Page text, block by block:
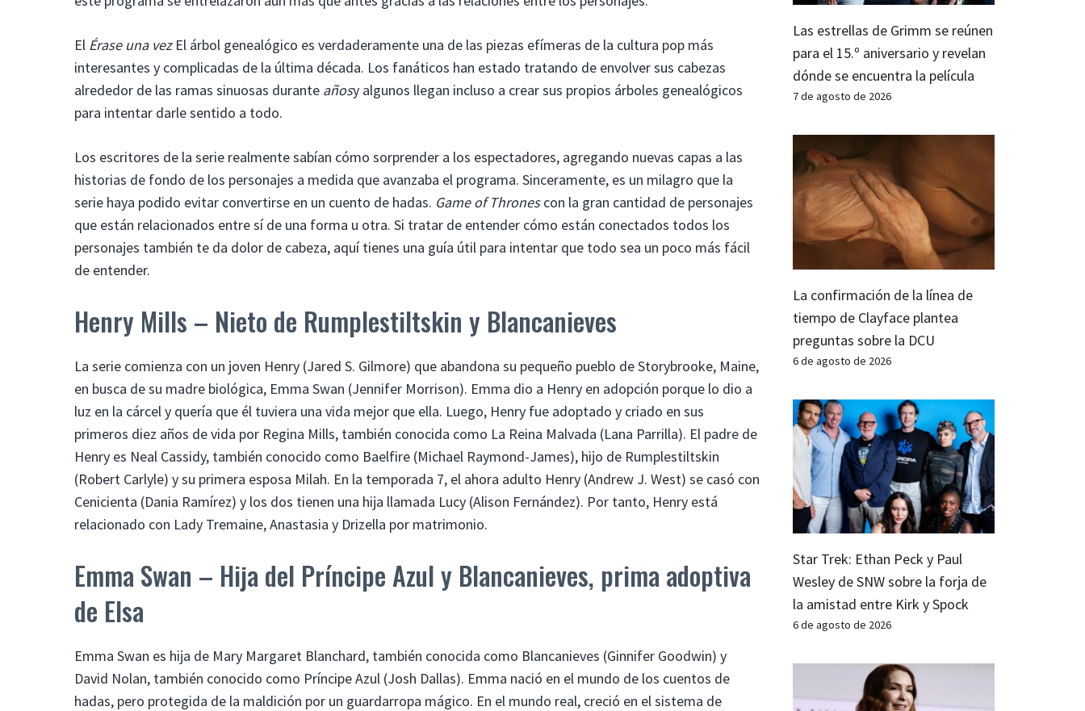
El Érase una vez El árbol genealógico es verdaderamente una de las piezas efímeras de la cultura pop más
interesantes y complicadas de la última década. Los fanáticos han estado tratando de envolver sus cabezas
alrededor de las ramas sinuosas durante añosy algunos llegan incluso a crear sus propios árboles genealógicos
para intentar darle sentido a todo.
Los escritores de la serie realmente sabían cómo sorprender a los espectadores, agregando nuevas capas a las
historias de fondo de los personajes a medida que avanzaba el programa. Sinceramente, es un milagro que la
serie haya podido evitar convertirse en un cuento de hadas. Game of Thronescon la gran cantidad de personajes
que están relacionados entre sí de una forma u otra. Si tratar de entender cómo están conectados todos los
personajes también te da dolor de cabeza, aquí tienes una guía útil para intentar que todo sea un poco más fácil
de entender.
Henry Mills – Nieto de Rumplestiltskin y Blancanieves
La serie comienza con un joven Henry (Jared S. Gilmore) que abandona su pequeño pueblo de Storybrooke, Maine,
en busca de su madre biológica, Emma Swan (Jennifer Morrison). Emma dio a Henry en adopción porque lo dio a
luz en la cárcel y quería que él tuviera una vida mejor que ella. Luego, Henry fue adoptado y criado en sus
primeros diez años de vida por Regina Mills, también conocida como La Reina Malvada (Lana Parrilla). El padre de
Henry es Neal Cassidy, también conocido como Baelfire (Michael Raymond-James), hijo de Rumplestiltskin
(Robert Carlyle) y su primera esposa Milah. En la temporada 7, el ahora adulto Henry (Andrew J. West) se casó con
Cenicienta (Dania Ramírez) y los dos tienen una hija llamada Lucy (Alison Fernández). Por tanto, Henry está
relacionado con Lady Tremaine, Anastasia y Drizella por matrimonio.
Emma Swan – Hija del Príncipe Azul y Blancanieves, prima adoptiva
de Elsa
Emma Swan es hija de Mary Margaret Blanchard, también conocida como Blancanieves (Ginnifer Goodwin) y
David Nolan, también conocido como Príncipe Azul (Josh Dallas). Emma nació en el mundo de los cuentos de
hadas, pero protegida de la maldición por un guardarropa mágico. En el mundo real, creció en el sistema de
Las estrellas de Grimm se reúnen
para el 15.º aniversario y revelan
dónde se encuentra la película
7 de agosto de 2026
La confirmación de la línea de
tiempo de Clayface plantea
preguntas sobre la DCU
6 de agosto de 2026
Star Trek: Ethan Peck y Paul
Wesley de SNW sobre la forja de
la amistad entre Kirk y Spock
6 de agosto de 2026